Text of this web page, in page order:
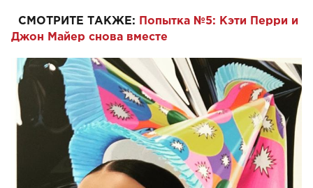
СМОТРИТЕ ТАКЖЕ:
Попытка №5: Кэти Перри и
Джон Майер снова вместе